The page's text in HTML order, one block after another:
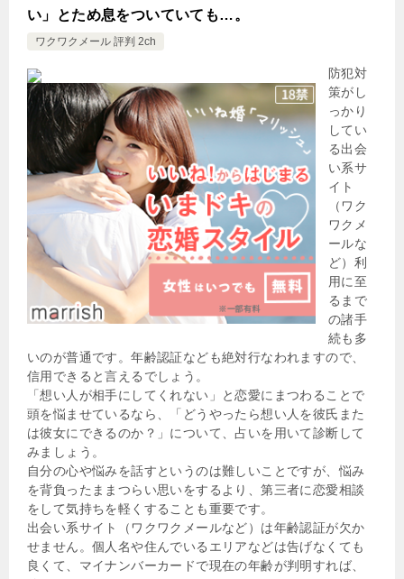
い」とため息をついていても…。
ワクワクメール 評判 2ch
防犯対
策がし
っかり
してい
る出会
い系サ
イト
（ワク
ワクメ
ールな
ど）利
用に至
るまで
の諸手
続も多
いのが普通です。年齢認証なども絶対行なわれますので、
信用できると言えるでしょう。
「想い人が相手にしてくれない」と恋愛にまつわることで
頭を悩ませているなら、「どうやったら想い人を彼氏また
は彼女にできるのか？」について、占いを用いて診断して
みましょう。
自分の心や悩みを話すというのは難しいことですが、悩み
を背負ったままつらい思いをするより、第三者に恋愛相談
をして気持ちを軽くすることも重要です。
出会い系サイト（ワクワクメールなど）は年齢認証が欠か
せません。個人名や住んでいるエリアなどは告げなくても
良くて、マイナンバーカードで現在の年齢が判明すれば、